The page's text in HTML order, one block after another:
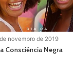
novembro de 2019
Consciência Negra